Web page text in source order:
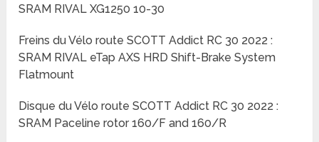
SRAM RIVAL XG1250 10-30
Freins du Vélo route SCOTT Addict RC 30 2022 :
SRAM RIVAL eTap AXS HRD Shift-Brake System
Flatmount
Disque du Vélo route SCOTT Addict RC 30 2022 :
SRAM Paceline rotor 160/F and 160/R